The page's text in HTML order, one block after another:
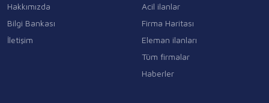
Hakkımızda
Bilgi Bankası
İletişim
Acil ilanlar
Firma Haritası
Eleman ilanları
Tüm firmalar
Haberler